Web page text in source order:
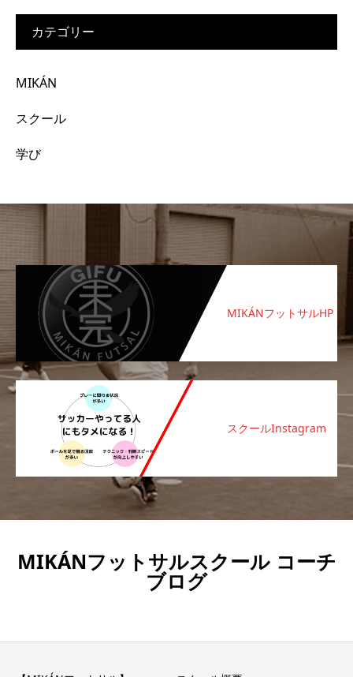
カテゴリー
MIKÁN
スクール
学び
MIKÁNフットサルHP
スクールInstagram
MIKÁNフットサルスクール コーチ
ブログ